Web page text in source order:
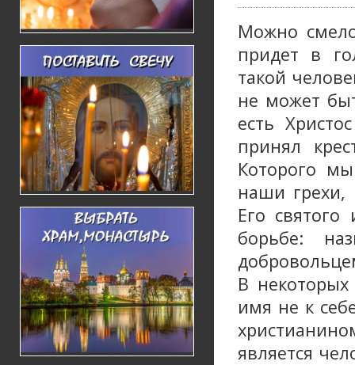
Можно
придет в
такой
не может
есть
принял
Которого
наши грехи,
Его
борьбе:
В
имя не к
является